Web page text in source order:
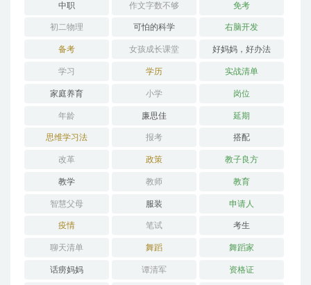
中职 作文字数不够 免考
初二物理 可怕的科学 右脑开发
备考 女孩成长课堂 好妈妈，好办法
学习 学历 实战清单
家庭养育 小学 岗位
年龄 廉思佳 延期
思维学习法 报考 搭配
改革 政策 教子良方
教学 教师 教育
智慧父母 服装 申请人
疫情 笔试 考生
聊天清单 舞蹈 舞蹈家
话痨妈妈 谭清军 资格证